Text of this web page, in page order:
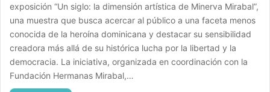
exposición “Un siglo: la dimensión artística de Minerva Mirabal”,
una muestra que busca acercar al público a una faceta menos
conocida de la heroína dominicana y destacar su sensibilidad
creadora más allá de su histórica lucha por la libertad y la
democracia. La iniciativa, organizada en coordinación con la
Fundación Hermanas Mirabal,…